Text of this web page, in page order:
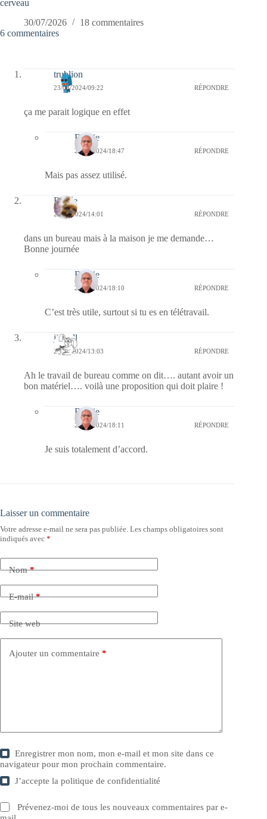
cerveau
30/07/2026
18 commentaires
6 commentaires
trublion
23/08/2024/09:22 RÉPONDRE
ça me parait logique en effet
Bernie
23/08/2024/18:47 RÉPONDRE
Mais pas assez utilisé.
Renée
22/08/2024/14:01 RÉPONDRE
dans un bureau mais à la maison je me demande…
Bonne journée
Bernie
22/08/2024/18:10 RÉPONDRE
C’est très utile, surtout si tu es en télétravail.
jill bill
22/08/2024/13:03 RÉPONDRE
Ah le travail de bureau comme on dit…. autant avoir un
bon matériel…. voilà une proposition qui doit plaire !
Bernie
22/08/2024/18:11 RÉPONDRE
Je suis totalement d’accord.
Laisser un commentaire
Votre adresse e-mail ne sera pas publiée. Les champs obligatoires sont
indiqués avec *
Nom*
E-mail*
Site web
Ajouter un commentaire *
Enregistrer mon nom, mon e-mail et mon site dans ce
navigateur pour mon prochain commentaire.
J’accepte lapolitique de confidentialité
Prévenez-moi de tous les nouveaux commentaires par e-